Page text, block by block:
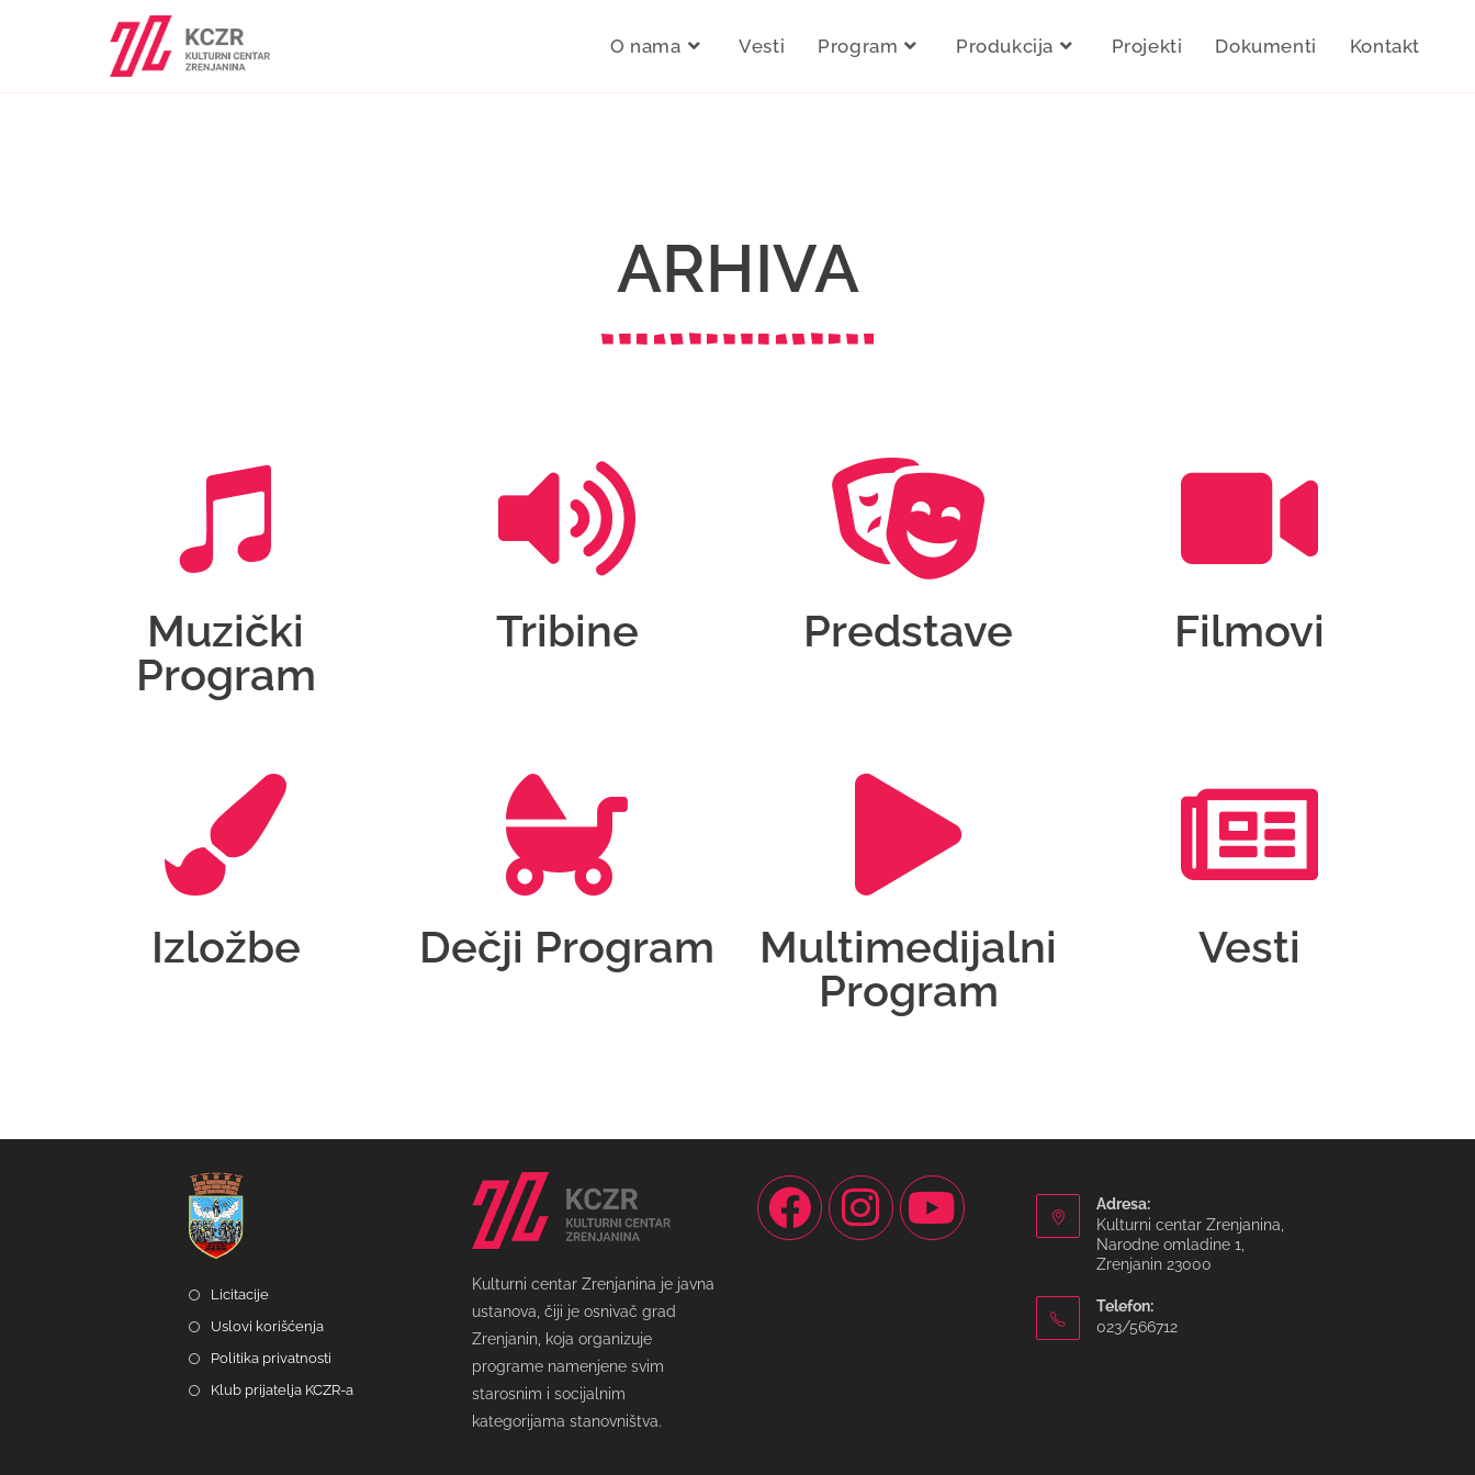
O nama Vesti Program Produkcija Projekti Dokumenti Kontakt
ARHIVA
Muzički
Program
Tribine Predstave Filmovi
Izložbe Dečji Program
Multimedijalni
Program
Vesti
Licitacije
Uslovi korišćenja
Politika privatnosti
Klub prijatelja KCZR-a
Kulturni centar Zrenjanina je javna
ustanova, čiji je osnivač grad
Zrenjanin, koja organizuje
programe namenjene svim
starosnim i socijalnim
kategorijama stanovništva.
Adresa:
Kulturni centar Zrenjanina,
Narodne omladine 1,
Zrenjanin 23000
Telefon:
023/566712